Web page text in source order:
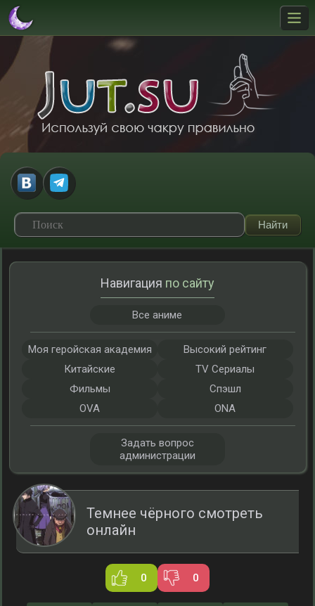
Темнее чёрного смотреть
онлайн
0 0
Навигация по сайту
Все аниме
Моя геройская академия
Высокий рейтинг
Китайские
TV Сериалы
Фильмы
Спэшл
OVA
ONA
Задать вопрос
администрации